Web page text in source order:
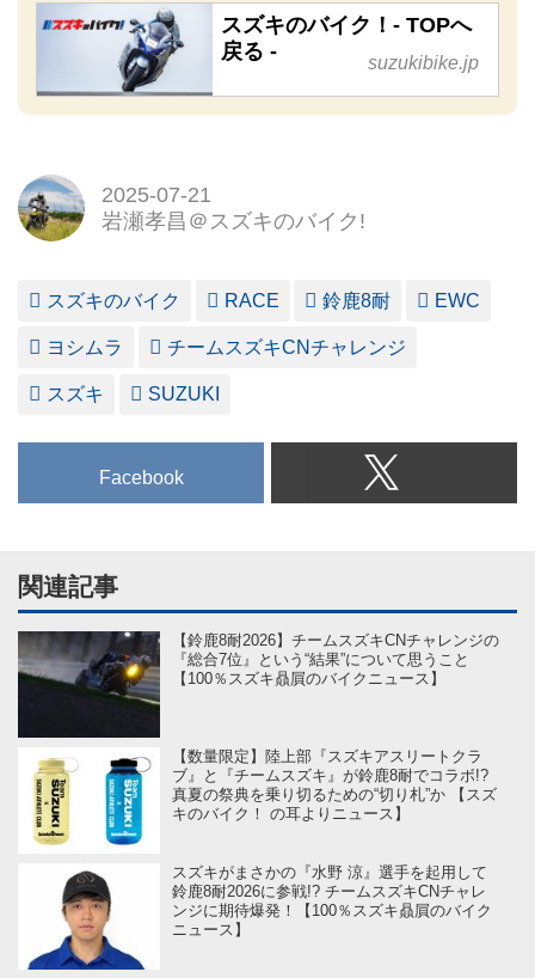
スズキのバイク！- TOPへ
戻る -
suzukibike.jp
2025-07-21
岩瀬孝昌＠スズキのバイク!
スズキのバイク RACE 鈴鹿8耐 EWC
ヨシムラ チームスズキCNチャレンジ
スズキ SUZUKI
Facebook
関連記事
【鈴鹿8耐2026】チームスズキCNチャレンジの
『総合7位』という“結果”について思うこと
【100％スズキ贔屓のバイクニュース】
【数量限定】陸上部『スズキアスリートクラ
ブ』と『チームスズキ』が鈴鹿8耐でコラボ!?
真夏の祭典を乗り切るための“切り札”か 【スズ
キのバイク！ の耳よりニュース】
スズキがまさかの『水野 涼』選手を起用して
鈴鹿8耐2026に参戦!? チームスズキCNチャレ
ンジに期待爆発！【100％スズキ贔屓のバイク
ニュース】